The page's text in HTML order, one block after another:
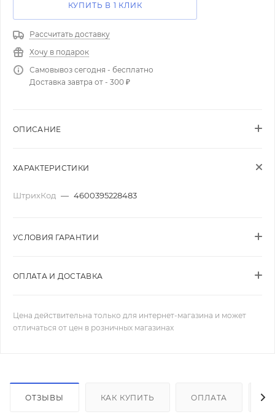
КУПИТЬ В 1 КЛИК
Рассчитать доставку
Хочу в подарок
Самовывоз сегодня - бесплатно
Доставка завтра от - 300 ₽
ОПИСАНИЕ
ХАРАКТЕРИСТИКИ
ШтрихКод — 4600395228483
УСЛОВИЯ ГАРАНТИИ
ОПЛАТА И ДОСТАВКА
Цена действительна только для интернет-магазина и может
отличаться от цен в розничных магазинах
ОТЗЫВЫ КАК КУПИТЬ ОПЛАТА